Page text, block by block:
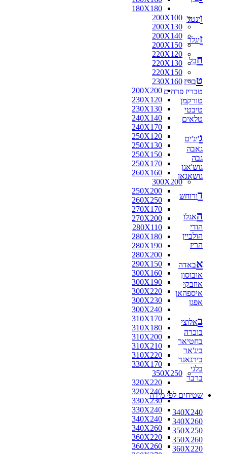
180X180
200X100
200X130
200X140
200X150
220X120
220X130
220X150
230X160
200X200
230X120
230X130
240X140
240X170
250X120
250X130
250X150
250X170
260X160
300X200
250X200
260X250
270X170
270X200
280X110
280X180
280X190
280X200
290X150
300X160
300X190
300X220
300X230
300X240
310X170
310X180
310X200
310X210
310X220
330X170
350X250
320X220
320X240
330X230
330X240
340X240
340X260
360X220
360X260
וינטג'
זיגלר
חבל
טבריז
טבריז פרחים
טורקמן
טיבטי
טלאים
ג'יג'ים
גאבה
גבה
גוש'אגן
גושאגאן
דורוחש
האגלו
הודי
הולביין
הריז
אבאדה
אובוסון
אוזבקי
איספהאן
אפגן
באלוצי
בוכרה
בחטיאר
ביג'אר
בירגאנד
בלגי
ברבר
שטיחים לפי מידה
340X240
340X260
350X250
350X260
360X220